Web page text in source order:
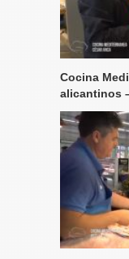
Cocina
alicantinos